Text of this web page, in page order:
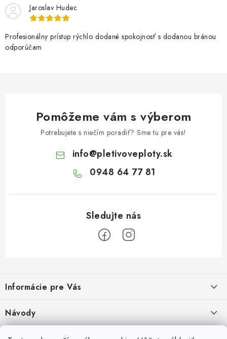
y
v
ý
p
e
Jaroslav Hudec
Profesionálny prístup rýchlo dodané spokojnosť s dodanou bránou
odporúčam
Pomôžeme vám s výberom
Potrebujete s niečím poradiť? Sme tu pre vás!
info@pletivoveploty.sk
0948 64 77 81
p
ä
t
Informácie pre Vás
Návody